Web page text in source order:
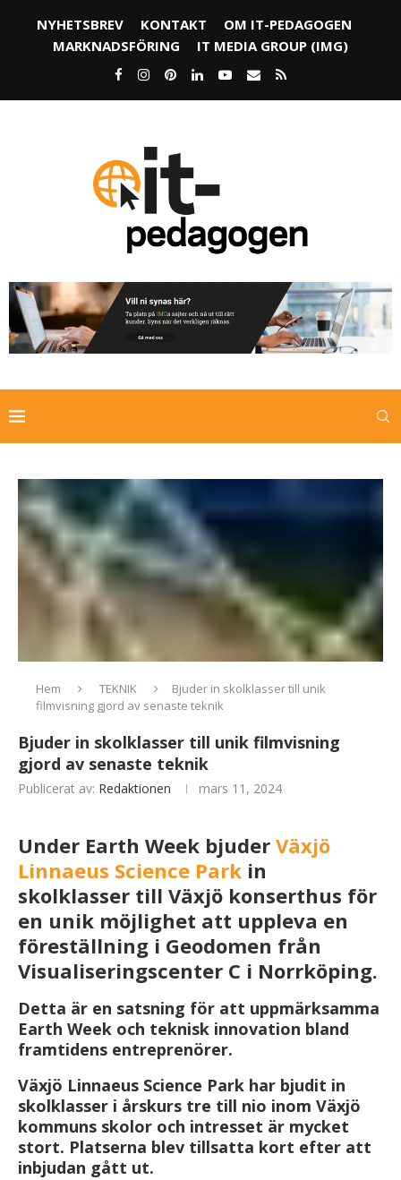
NYHETSBREV KONTAKT
OM IT-PEDAGOGEN
MARKNADSFÖRING
IT MEDIA GROUP (IMG)
Hem TEKNIK
Bjuder in skolklasser till unik
filmvisning gjord av senaste teknik
Bjuder in skolklasser till unik filmvisning
gjord av senaste teknik
Publicerat av: Redaktionen mars 11, 2024
Under Earth Week bjuder Växjö
Linnaeus Science Park in
skolklasser till Växjö konserthus för
en unik möjlighet att uppleva en
föreställning i Geodomen från
Visualiseringscenter C i Norrköping.
Detta är en satsning för att uppmärksamma
Earth Week och teknisk innovation bland
framtidens entreprenörer.
Växjö Linnaeus Science Park har bjudit in
skolklasser i årskurs tre till nio inom Växjö
kommuns skolor och intresset är mycket
stort. Platserna blev tillsatta kort efter att
inbjudan gått ut.